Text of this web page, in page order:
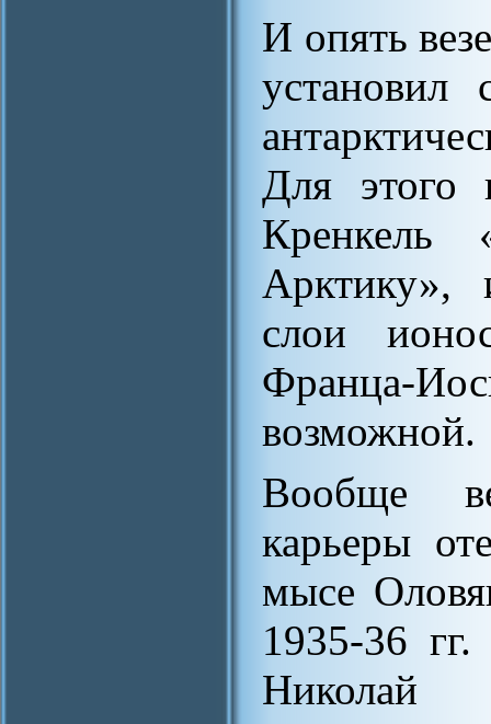
И опять
установил
Для этого
Кренкель
Арктику»,
слои
Франца-
возможной.
Вообще
карьеры
мысе
1935-36
Николай